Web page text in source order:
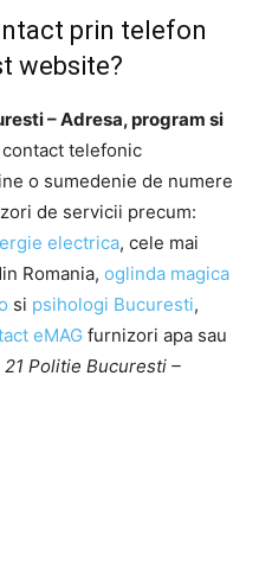
prin telefon
website?
– Adresa, program si
telefonic
o sumedenie de numere
de servicii precum:
electrica, cele mai
Romania, oglinda magica
si psihologi Bucuresti,
eMAG furnizori apa sau
Politie Bucuresti –